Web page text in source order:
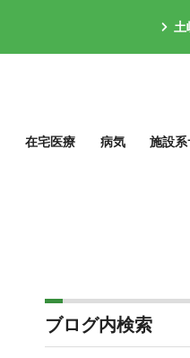
土
在宅医療 病気 施設系
ブログ内検索